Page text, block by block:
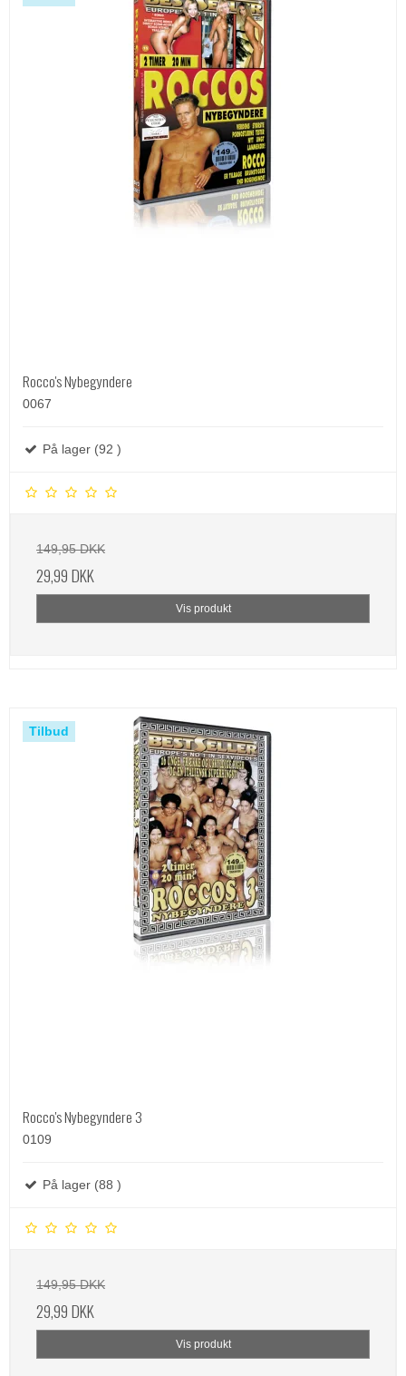
Rocco's Nybegyndere
0067
På lager (92 )
149,95 DKK
29,99 DKK
Vis produkt
Tilbud
Rocco's Nybegyndere 3
0109
På lager (88 )
149,95 DKK
29,99 DKK
Vis produkt